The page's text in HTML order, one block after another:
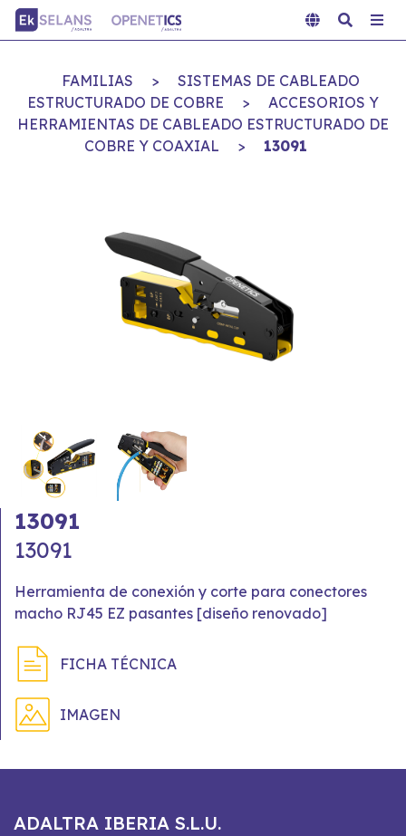
FAMILIAS >
SISTEMAS DE CABLEADO
ESTRUCTURADO DE COBRE
>
ACCESORIOS Y
HERRAMIENTAS DE CABLEADO ESTRUCTURADO DE
COBRE Y COAXIAL
> 13091
13091
13091
Herramienta de conexión y corte para conectores
macho RJ45 EZ pasantes [diseño renovado]
FICHA TÉCNICA
IMAGEN
ADALTRA IBERIA S.L.U.